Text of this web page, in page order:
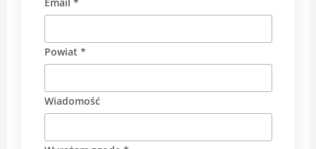
Powiat *
Wiadomość